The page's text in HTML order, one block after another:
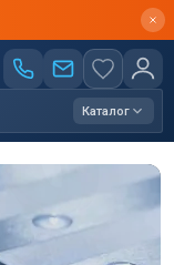
Каталог